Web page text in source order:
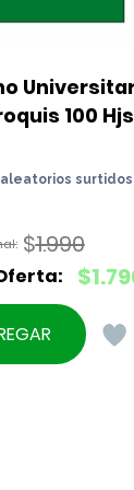
100
aleatorios surtidos
$1.990
El
precio
original
$
El
precio
actual